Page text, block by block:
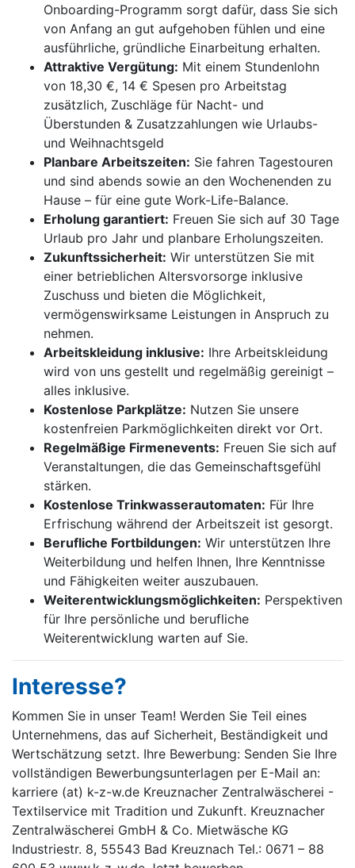
Onboarding-Programm sorgt dafür, dass Sie sich
von Anfang an gut aufgehoben fühlen und eine
ausführliche, gründliche Einarbeitung erhalten.
Attraktive Vergütung: Mit einem Stundenlohn
von 18,30 €, 14 € Spesen pro Arbeitstag
zusätzlich, Zuschläge für Nacht- und
Überstunden & Zusatzzahlungen wie Urlaubs-
und Weihnachtsgeld
Planbare Arbeitszeiten: Sie fahren Tagestouren
und sind abends sowie an den Wochenenden zu
Hause – für eine gute Work-Life-Balance.
Erholung garantiert: Freuen Sie sich auf 30 Tage
Urlaub pro Jahr und planbare Erholungszeiten.
Zukunftssicherheit: Wir unterstützen Sie mit
einer betrieblichen Altersvorsorge inklusive
Zuschuss und bieten die Möglichkeit,
vermögenswirksame Leistungen in Anspruch zu
nehmen.
Arbeitskleidung inklusive: Ihre Arbeitskleidung
wird von uns gestellt und regelmäßig gereinigt –
alles inklusive.
Kostenlose Parkplätze: Nutzen Sie unsere
kostenfreien Parkmöglichkeiten direkt vor Ort.
Regelmäßige Firmenevents: Freuen Sie sich auf
Veranstaltungen, die das Gemeinschaftsgefühl
stärken.
Kostenlose Trinkwasserautomaten: Für Ihre
Erfrischung während der Arbeitszeit ist gesorgt.
Berufliche Fortbildungen: Wir unterstützen Ihre
Weiterbildung und helfen Ihnen, Ihre Kenntnisse
und Fähigkeiten weiter auszubauen.
Weiterentwicklungs­möglichkeiten: Perspektiven
für Ihre persönliche und berufliche
Weiterentwicklung warten auf Sie.
Interesse?
Kommen Sie in unser Team! Werden Sie Teil eines
Unternehmens, das auf Sicherheit, Beständigkeit und
Wertschätzung setzt. Ihre Bewerbung: Senden Sie Ihre
vollständigen Bewerbungsunterlagen per E-Mail an:
karriere (at) k-z-w.de Kreuznacher Zentralwäscherei -
Textilservice mit Tradition und Zukunft. Kreuznacher
Zentral­wäscherei GmbH & Co. Mietwäsche KG
Industriestr. 8, 55543 Bad Kreuznach Tel.: 0671 – 88